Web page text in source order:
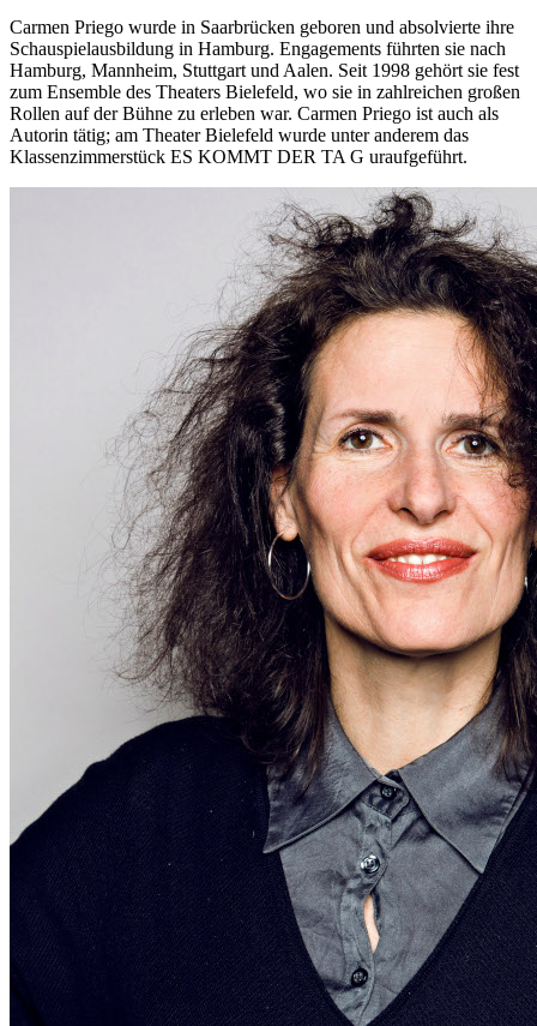
Carmen Priego wurde in Saarbrücken geboren und absolvierte ihre
Schauspielausbildung in Hamburg. Engagements führten sie nach
Hamburg, Mannheim, Stuttgart und Aalen. Seit 1998 gehört sie fest
zum Ensemble des Theaters Bielefeld, wo sie in zahlreichen großen
Rollen auf der Bühne zu erleben war. Carmen Priego ist auch als
Autorin tätig; am Theater Bielefeld wurde unter anderem das
Klassenzimmerstück ES KOMMT DER TA G uraufgeführt.